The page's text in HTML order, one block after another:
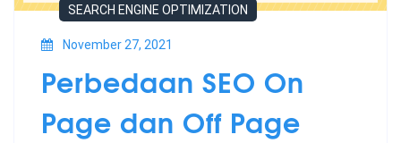
SEARCH ENGINE OPTIMIZATION
November 27, 2021
Perbedaan SEO On
Page dan Off Page